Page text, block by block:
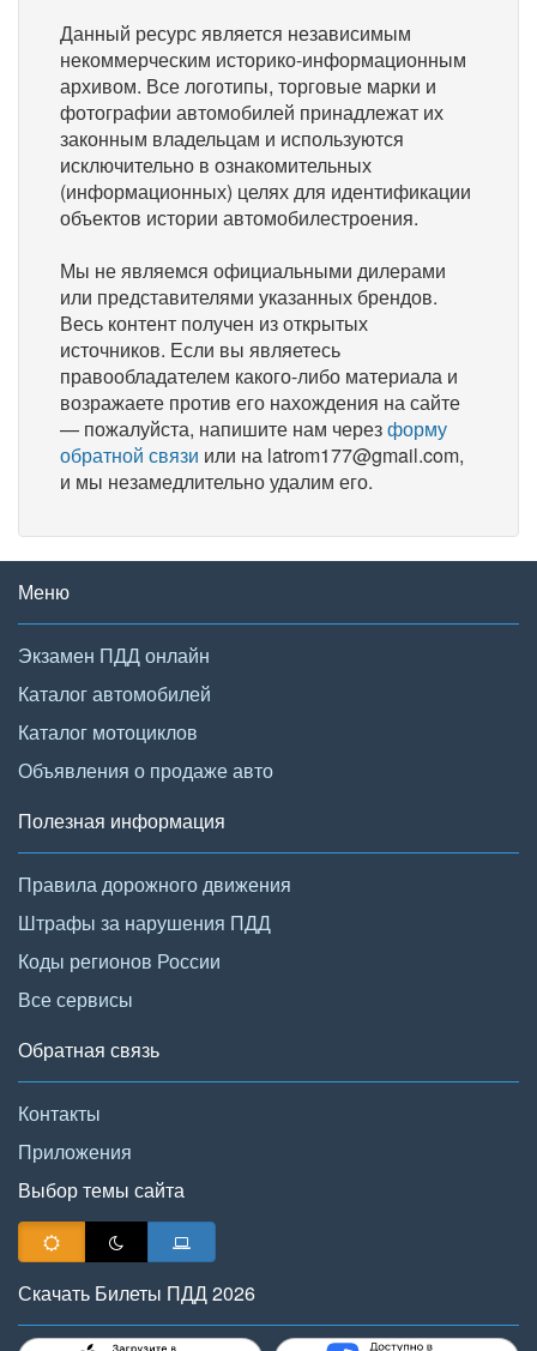
Данный ресурс является независимым
некоммерческим историко-информационным
архивом. Все логотипы, торговые марки и
фотографии автомобилей принадлежат их
законным владельцам и используются
исключительно в ознакомительных
(информационных) целях для идентификации
объектов истории автомобилестроения.
Мы не являемся официальными дилерами
или представителями указанных брендов.
Весь контент получен из открытых
источников. Если вы являетесь
правообладателем какого-либо материала и
возражаете против его нахождения на сайте
— пожалуйста, напишите нам черезформу
обратной связи или на latrom177@gmail.com,
и мы незамедлительно удалим его.
Меню
Экзамен ПДД онлайн
Каталог автомобилей
Каталог мотоциклов
Объявления о продаже авто
Полезная информация
Правила дорожного движения
Штрафы за нарушения ПДД
Коды регионов России
Все сервисы
Обратная связь
Контакты
Приложения
Выбор темы сайта
Скачать Билеты ПДД 2026